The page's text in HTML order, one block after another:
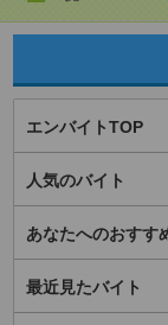
エンバイトTOP
人気のバイト
あなたへのおすす
最近見たバイト